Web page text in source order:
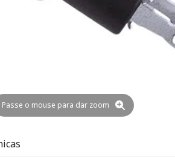
Passe o mouse para dar zoom